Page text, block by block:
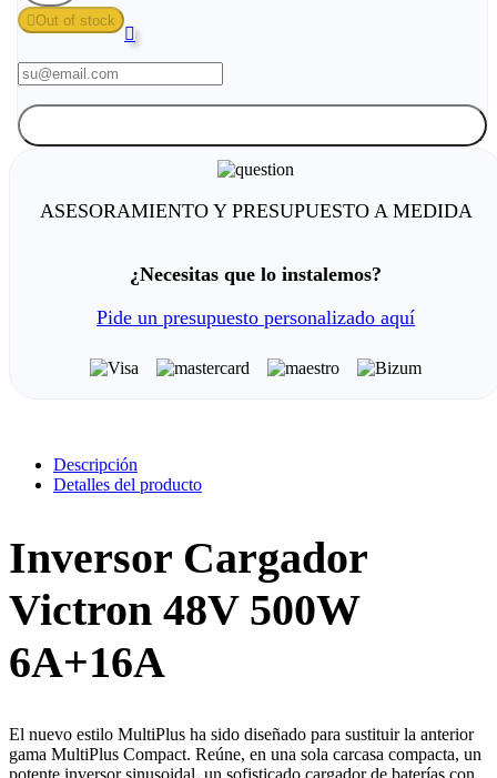
Out of stock

ASESORAMIENTO Y PRESUPUESTO A MEDIDA
¿Necesitas que lo instalemos?
Pide un presupuesto personalizado aquí
Descripción
Detalles del producto
Inversor Cargador
Victron 48V 500W
6A+16A
El nuevo estilo MultiPlus ha sido diseñado para sustituir la anterior
gama MultiPlus Compact. Reúne, en una sola carcasa compacta, un
potente inversor sinusoidal, un sofisticado cargador de baterías con